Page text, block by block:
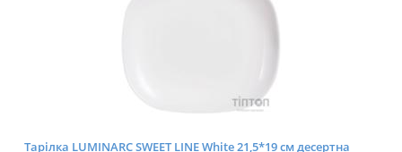
Тарілка LUMINARC SWEET LINE White 21,5*19 см десертна